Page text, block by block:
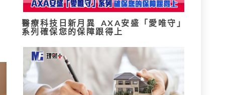
醫療科技日新月異 AXA安盛「愛唯守」
系列確保您的保障跟得上